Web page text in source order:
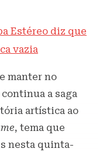
Estéreo diz que
vazia
manter no
a saga
artística ao
, tema que
nesta quinta-